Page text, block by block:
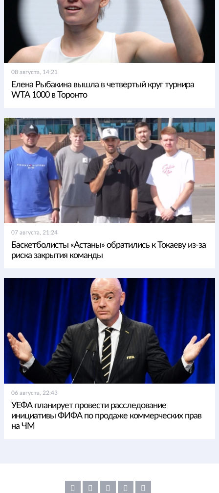
08 августа, 14:21
Елена Рыбакина вышла в четвертый круг турнира
WTA 1000 в Торонто
07 августа, 21:24
Баскетболисты «Астаны» обратились к Токаеву из-за
риска закрытия команды
06 августа, 22:43
УЕФА планирует провести расследование
инициативы ФИФА по продаже коммерческих прав
на ЧМ